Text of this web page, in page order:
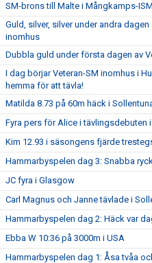
SM-brons till Malte i Mångkamps-ISM
Guld, silver, silver under andra dagen
inomhus
Dubbla guld under första dagen av
I dag börjar Veteran-SM inomhus i
hemma för att tävla!
Matilda 8.73 på 60m häck i
Fyra pers för Alice i tävlingsdebuten
Kim 12.93 i säsongens fjärde
Hammarbyspelen dag 3: Snabba
JC fyra i Glasgow
Carl Magnus och Janne tävlade i
Hammarbyspelen dag 2: Häck var
Ebba W 10:36 på 3000m i USA
Hammarbyspelen dag 1: Åsa tvåa